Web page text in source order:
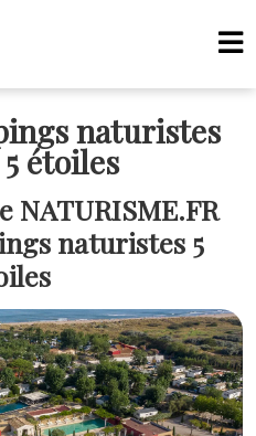
naturistes
étoiles
NATURISME.FR
naturistes 5